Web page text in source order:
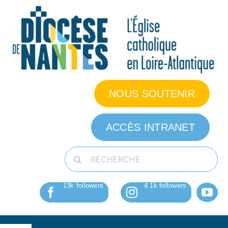
NOUS SOUTENIR
ACCÈS INTRANET
Rechercher: